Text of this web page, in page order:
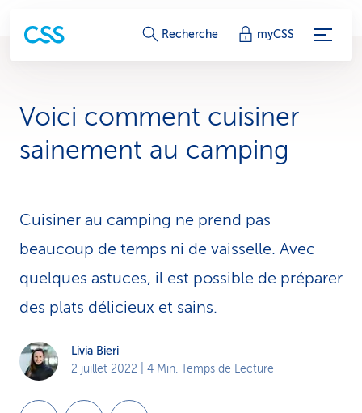
L
e
s
e
v
Recherche myCSS
Voici comment cuisi­ner
sainement au camping
Cuisiner au camping ne prend pas
beaucoup de temps ni de vaisselle. Avec
quelques astuces, il est possible de préparer
des plats délicieux et sains.
Livia Bieri
2 juillet 2022 | 4 Min. Temps de Lecture